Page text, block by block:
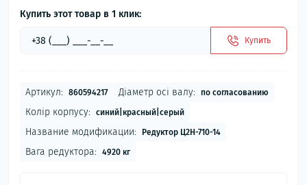
Купить этот товар в 1 клик:
Купить
Артикул: 860594217 Діаметр осі валу: по согласованию
Колір корпусу: синий|красный|серый
Название модификации: Редуктор Ц2Н-710-14
Вага редуктора: 4920 кг